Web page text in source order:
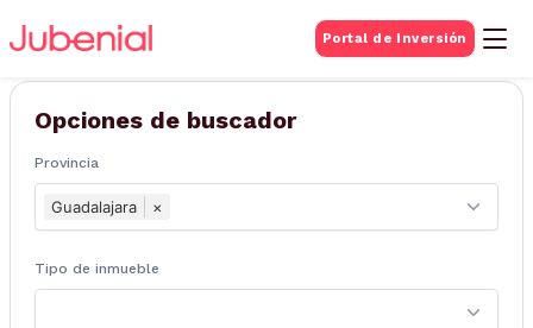
Portal de Inversión
BUSQUEDA DE
Inmuebles
Opciones de buscador
Provincia
Guadalajara ×
Tipo de inmueble